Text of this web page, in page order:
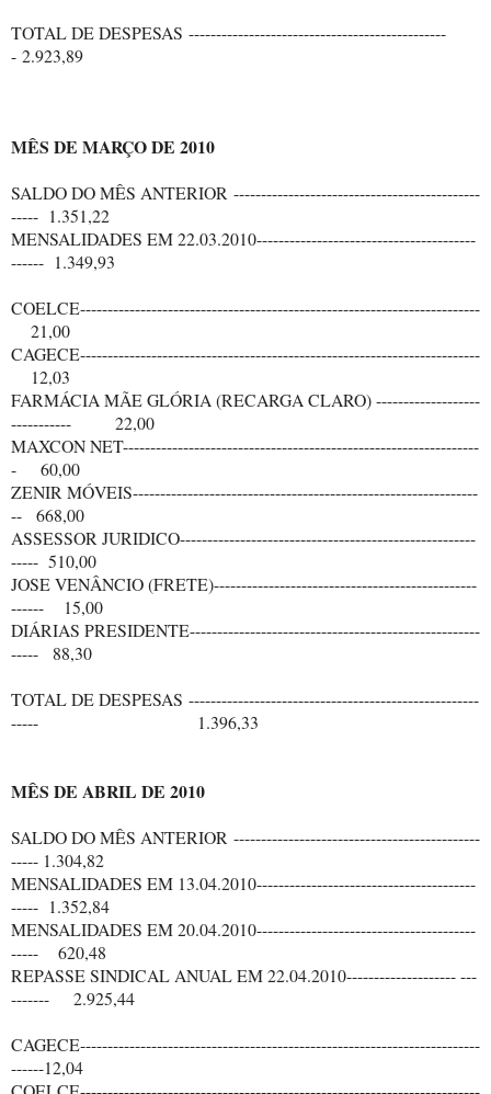
TOTAL DE DESPESAS -----------------------------------------------
- 2.923,89
MÊS DE MARÇO DE 2010
SALDO DO MÊS ANTERIOR ---------------------------------------------
----- 1.351,22
MENSALIDADES EM 22.03.2010----------------------------------------
------ 1.349,93
COELCE-------------------------------------------------------------------------
21,00
CAGECE-------------------------------------------------------------------------
12,03
FARMÁCIA MÃE GLÓRIA (RECARGA CLARO) -------------------
----------- 22,00
MAXCON NET-----------------------------------------------------------------
- 60,00
ZENIR MÓVEIS---------------------------------------------------------------
-- 668,00
ASSESSOR JURIDICO------------------------------------------------------
----- 510,00
JOSE VENÂNCIO (FRETE)------------------------------------------------
------ 15,00
DIÁRIAS PRESIDENTE-----------------------------------------------------
----- 88,30
TOTAL DE DESPESAS -----------------------------------------------------
-----
1.396,33
MÊS DE ABRIL DE 2010
SALDO DO MÊS ANTERIOR ---------------------------------------------
----- 1.304,82
MENSALIDADES EM 13.04.2010----------------------------------------
----- 1.352,84
MENSALIDADES EM 20.04.2010----------------------------------------
----- 620,48
REPASSE SINDICAL ANUAL EM 22.04.2010-------------------- ---
------- 2.925,44
CAGECE-------------------------------------------------------------------------
------12,04